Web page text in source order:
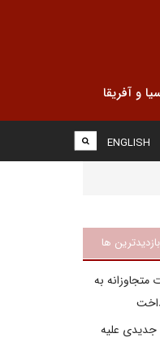
و آفریقا
ENGLISH
ها
به
جدیدی علیه